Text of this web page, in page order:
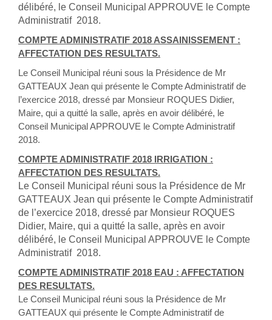
délibéré, le Conseil Municipal APPROUVE le Compte
Administratif 2018.
COMPTE ADMINISTRATIF 2018 ASSAINISSEMENT :
AFFECTATION DES RESULTATS.
Le Conseil Municipal réuni sous la Présidence de Mr
GATTEAUX Jean qui présente le Compte Administratif de
l’exercice 2018, dressé par Monsieur ROQUES Didier,
Maire, qui a quitté la salle, après en avoir délibéré, le
Conseil Municipal APPROUVE le Compte Administratif
2018.
COMPTE ADMINISTRATIF 2018 IRRIGATION :
AFFECTATION DES RESULTATS.
Le Conseil Municipal réuni sous la Présidence de Mr
GATTEAUX Jean qui présente le Compte Administratif
de l’exercice 2018, dressé par Monsieur ROQUES
Didier, Maire, qui a quitté la salle, après en avoir
délibéré, le Conseil Municipal APPROUVE le Compte
Administratif 2018.
COMPTE ADMINISTRATIF 2018 EAU : AFFECTATION
DES RESULTATS.
Le Conseil Municipal réuni sous la Présidence de Mr
GATTEAUX qui présente le Compte Administratif de